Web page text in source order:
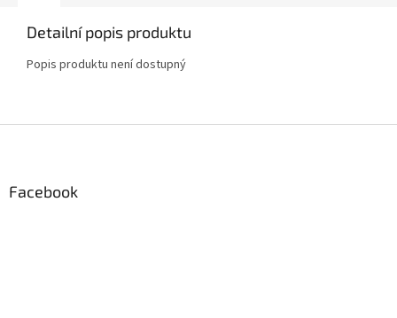
Detailní popis produktu
Popis produktu není dostupný
Facebook